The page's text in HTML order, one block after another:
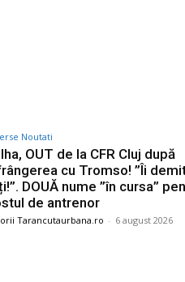
Noutati
OUT de la CFR Cluj după
cu Tromso! ”Îi
DOUĂ nume ”în cursa”
de antrenor
Tarancutaurbana.ro - 6 august 2026